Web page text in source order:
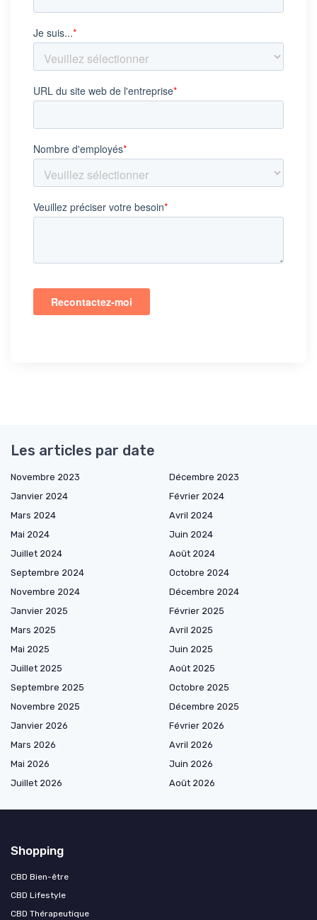
Les articles par date
Novembre 2023
Décembre 2023
Janvier 2024
Février 2024
Mars 2024
Avril 2024
Mai 2024
Juin 2024
Juillet 2024
Août 2024
Septembre 2024
Octobre 2024
Novembre 2024
Décembre 2024
Janvier 2025
Février 2025
Mars 2025
Avril 2025
Mai 2025
Juin 2025
Juillet 2025
Août 2025
Septembre 2025
Octobre 2025
Novembre 2025
Décembre 2025
Janvier 2026
Février 2026
Mars 2026
Avril 2026
Mai 2026
Juin 2026
Juillet 2026
Août 2026
Shopping
CBD Bien-être
CBD Lifestyle
CBD Thérapeutique